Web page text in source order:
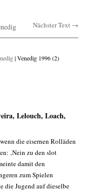
Nächster Text →
| Venedig 1996 (2)
Lelouch, Loach,
die eisernen Rolläden
‚Nein zu den slot
damit den
zum Spielen
die Jugend auf dieselbe